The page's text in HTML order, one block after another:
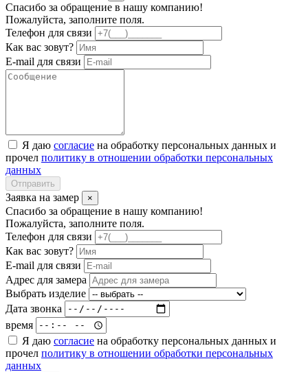
Спасибо за обращение в нашу компанию!
Пожалуйста, заполните поля.
Телефон для связи
Как вас зовут?
E-mail для связи
Я даю согласие на обработку персональных данных и
прочел политику в отношении обработки персональных
данных
Отправить
Заявка на замер ×
Спасибо за обращение в нашу компанию!
Пожалуйста, заполните поля.
Телефон для связи
Как вас зовут?
E-mail для связи
Адрес для замера
Выбрать изделие
Дата звонка
время
Я даю согласие на обработку персональных данных и
прочел политику в отношении обработки персональных
данных